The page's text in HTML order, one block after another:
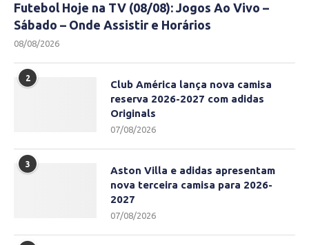
Futebol Hoje na TV (08/08): Jogos Ao Vivo –
Sábado – Onde Assistir e Horários
08/08/2026
2
Club América lança nova camisa
reserva 2026-2027 com adidas
Originals
07/08/2026
3
Aston Villa e adidas apresentam
nova terceira camisa para 2026-
2027
07/08/2026